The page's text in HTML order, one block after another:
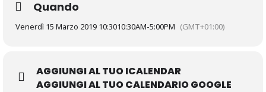
Quando
Venerdì 15 Marzo 2019 10:3010:30AM-5:00PM (GMT+01:00)
AGGIUNGI AL TUO ICALENDAR
AGGIUNGI AL TUO CALENDARIO GOOGLE